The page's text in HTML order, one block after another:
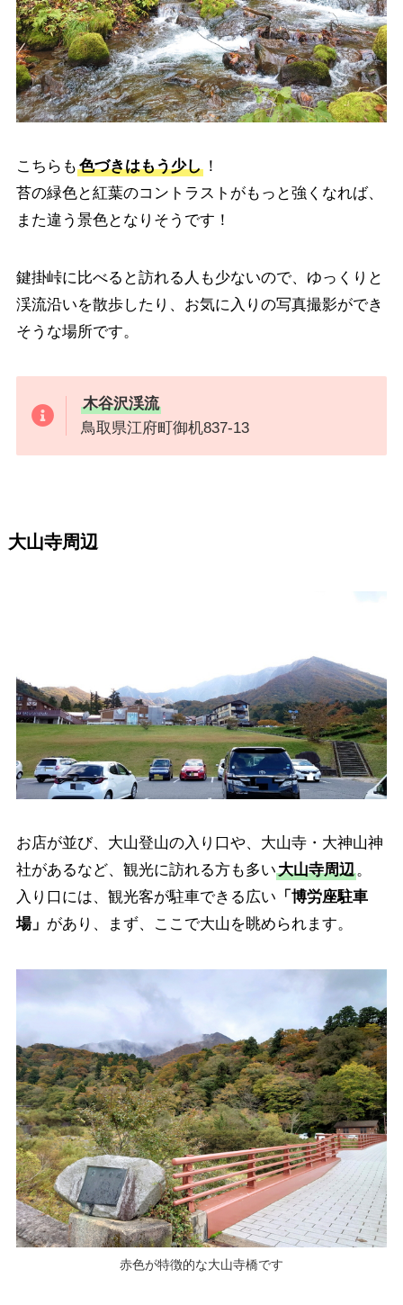
こちらも 色づきはもう少し！
苔の緑色と紅葉のコントラストがもっと強くなれば、
また違う景色となりそうです！
鍵掛峠に比べると訪れる人も少ないので、ゆっくりと
渓流沿いを散歩したり、お気に入りの写真撮影ができ
そうな場所です。
木谷沢渓流
鳥取県江府町御机837-13
大山寺周辺
お店が並び、大山登山の入り口や、大山寺・大神山神
社があるなど、観光に訪れる方も多い大山寺周辺。
入り口には、観光客が駐車できる広い 「博労座駐車
場」 があり、まず、ここで大山を眺められます。
赤色が特徴的な大山寺橋です